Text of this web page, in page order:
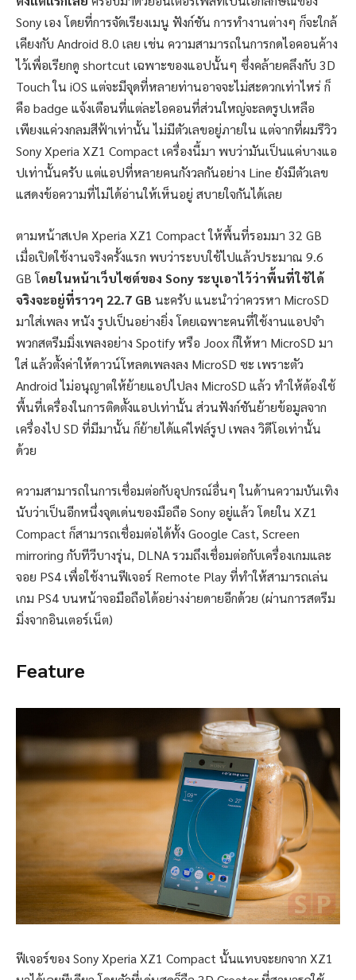
Sony เอง โดยที่การจัดเรียงเมนู ฟังก์ชัน การทำงานต่างๆ ก็จะใกล้
เคียงกับ Android 8.0 เลย เช่น ความสามารถในการกดไอคอนค้าง
ไว้เพื่อเรียกดู shortcut เฉพาะของแอปนั้นๆ ซึ่งคล้ายคลึงกับ 3D
Touch ใน iOS แต่จะมีจุดที่หลายท่านอาจจะไม่สะดวกเท่าไหร่ ก็
คือ badge แจ้งเตือนที่แต่ละไอคอนที่ส่วนใหญ่จะลดรูปเหลือ
เพียงแค่วงกลมสีฟ้าเท่านั้น ไม่มีตัวเลขอยู่ภายใน แต่จากที่ผมรีวิว
Sony Xperia XZ1 Compact เครื่องนี้มา พบว่ามันเป็นแค่บางแอ
ปเท่านั้นครับ แต่แอปที่หลายคนกังวลกันอย่าง Line ยังมีตัวเลข
แสดงข้อความที่ไม่ได้อ่านให้เห็นอยู่ สบายใจกันได้เลย
ตามหน้าสเปค Xperia XZ1 Compact ให้พื้นที่รอมมา 32 GB
เมื่อเปิดใช้งานจริงครั้งแรก พบว่าระบบใช้ไปแล้วประมาณ 9.6
GB โดยในหน้าเว็บไซต์ของ Sony ระบุเอาไว้ว่าพื้นที่ใช้ได้
จริงจะอยู่ที่ราวๆ 22.7 GB นะครับ แนะนำว่าควรหา MicroSD
มาใส่เพลง หนัง รูปเป็นอย่างยิ่ง โดยเฉพาะคนที่ใช้งานแอปจำ
พวกสตรีมมิ่งเพลงอย่าง Spotify หรือ Joox ก็ให้หา MicroSD มา
ใส่ แล้วตั้งค่าให้ดาวน์โหลดเพลงลง MicroSD ซะ เพราะตัว
Android ไม่อนุญาตให้ย้ายแอปไปลง MicroSD แล้ว ทำให้ต้องใช้
พื้นที่เครื่องในการติดตั้งแอปเท่านั้น ส่วนฟังก์ชันย้ายข้อมูลจาก
เครื่องไป SD ที่มีมานั้น ก็ย้ายได้แค่ไฟล์รูป เพลง วิดีโอเท่านั้น
ด้วย
ความสามารถในการเชื่อมต่อกับอุปกรณ์อื่นๆ ในด้านความบันเทิง
นับว่าเป็นอีกหนึ่งจุดเด่นของมือถือ Sony อยู่แล้ว โดยใน XZ1
Compact ก็สามารถเชื่อมต่อได้ทั้ง Google Cast, Screen
mirroring กับทีวีบางรุ่น, DLNA รวมถึงเชื่อมต่อกับเครื่องเกมและ
จอย PS4 เพื่อใช้งานฟีเจอร์ Remote Play ที่ทำให้สามารถเล่น
เกม PS4 บนหน้าจอมือถือได้อย่างง่ายดายอีกด้วย (ผ่านการสตรีม
มิ่งจากอินเตอร์เน็ต)
Feature
ฟีเจอร์ของ Sony Xperia XZ1 Compact นั้นแทบจะยกจาก XZ1